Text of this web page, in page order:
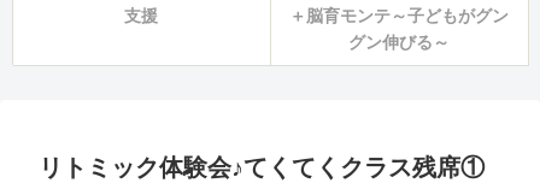
支援
＋脳育モンテ～子どもがグン
グン伸びる～
リトミック体験会♪てくてくクラス残席①